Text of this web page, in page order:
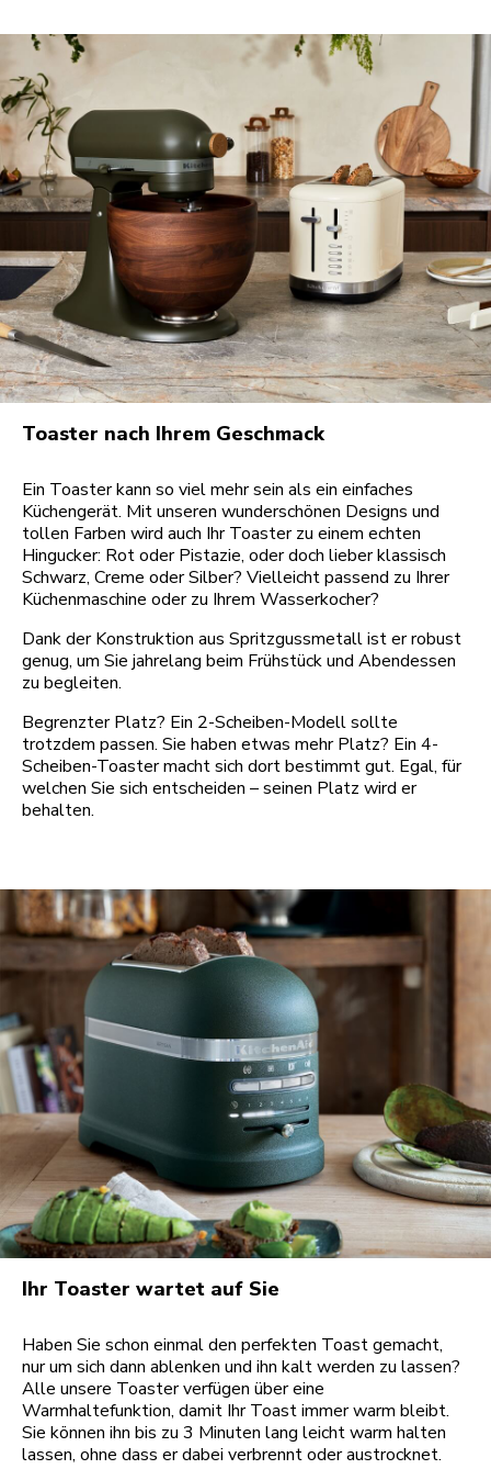
Toaster nach Ihrem Geschmack
Ein Toaster kann so viel mehr sein als ein einfaches
Küchengerät. Mit unseren wunderschönen Designs und
tollen Farben wird auch Ihr Toaster zu einem echten
Hingucker: Rot oder Pistazie, oder doch lieber klassisch
Schwarz, Creme oder Silber? Vielleicht passend zu Ihrer
Küchenmaschine oder zu Ihrem Wasserkocher?
Dank der Konstruktion aus Spritzgussmetall ist er robust
genug, um Sie jahrelang beim Frühstück und Abendessen
zu begleiten.
Begrenzter Platz? Ein 2-Scheiben-Modell sollte
trotzdem passen. Sie haben etwas mehr Platz? Ein 4-
Scheiben-Toaster macht sich dort bestimmt gut. Egal, für
welchen Sie sich entscheiden – seinen Platz wird er
behalten.
Ihr Toaster wartet auf Sie
Haben Sie schon einmal den perfekten Toast gemacht,
nur um sich dann ablenken und ihn kalt werden zu lassen?
Alle unsere Toaster verfügen über eine
Warmhaltefunktion, damit Ihr Toast immer warm bleibt.
Sie können ihn bis zu 3 Minuten lang leicht warm halten
lassen, ohne dass er dabei verbrennt oder austrocknet.